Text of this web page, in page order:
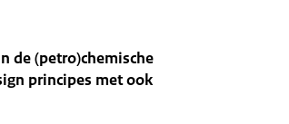
de (petro)chemische
principes met ook